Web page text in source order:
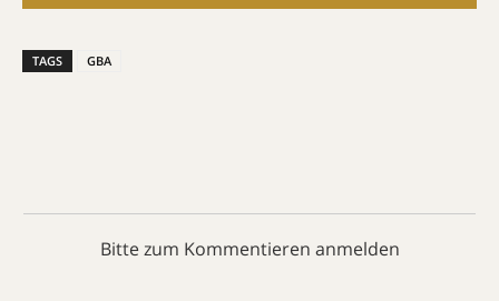
TAGS GBA
Bitte zum Kommentieren anmelden